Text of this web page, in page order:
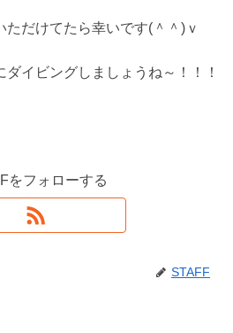
ただけてたら幸いです(＾＾)ｖ
イビングしましょうね～！！！
をフォローする
STAFF